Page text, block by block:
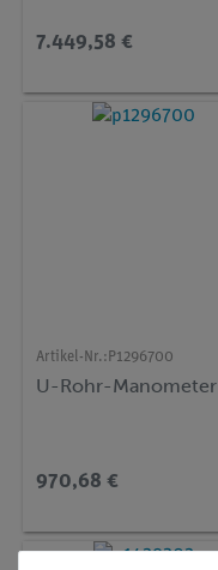
7.449,58 €
Artikel-Nr.: P1296700
U-Rohr-Manometer
970,68 €